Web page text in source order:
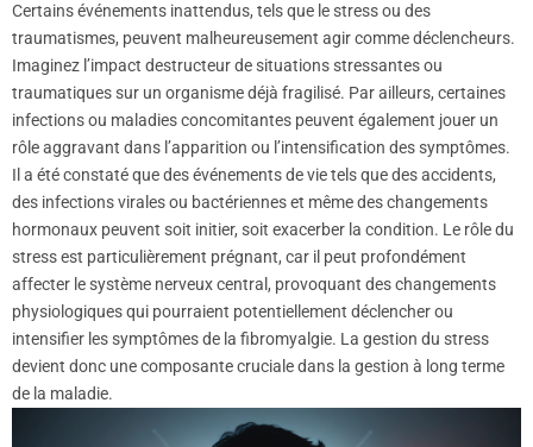
Certains événements inattendus, tels que le stress ou des
traumatismes, peuvent malheureusement agir comme déclencheurs.
Imaginez l’impact destructeur de situations stressantes ou
traumatiques sur un organisme déjà fragilisé. Par ailleurs, certaines
infections ou maladies concomitantes peuvent également jouer un
rôle aggravant dans l’apparition ou l’intensification des symptômes.
Il a été constaté que des événements de vie tels que des accidents,
des infections virales ou bactériennes et même des changements
hormonaux peuvent soit initier, soit exacerber la condition. Le rôle du
stress est particulièrement prégnant, car il peut profondément
affecter le système nerveux central, provoquant des changements
physiologiques qui pourraient potentiellement déclencher ou
intensifier les symptômes de la fibromyalgie. La gestion du stress
devient donc une composante cruciale dans la gestion à long terme
de la maladie.